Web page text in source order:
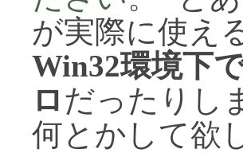
が実際に使え
Win32環境下
ロだったりし
何とかして欲